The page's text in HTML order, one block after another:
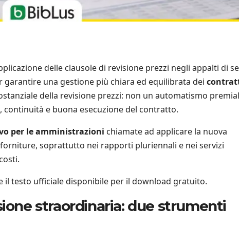
delle clausole di revisione prezzi negli appalti di
una gestione più chiara ed equilibrata dei
della revisione prezzi: non un automatismo
e buona esecuzione del contratto.
per le amministrazioni chiamate ad applicare la nuova
soprattutto nei rapporti pluriennali e nei servizi
il testo ufficiale disponibile per il download gratuito.
straordinaria: due strumenti